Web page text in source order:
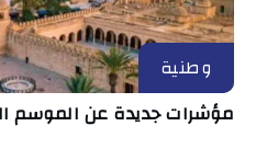
وطنية
مؤشرات جديدة عن الموسم